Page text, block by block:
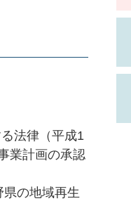
法律（平成1
業計画の承認
の地域再生